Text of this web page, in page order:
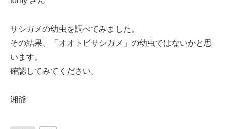
サシガメの幼虫を調べてみました。
その結果、「オオトビサシガメ」の幼虫ではないかと思
います。
確認してみてください。
湘爺